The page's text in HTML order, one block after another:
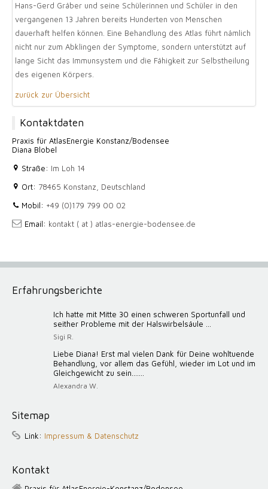
Hans-Gerd Gräber und seine Schülerinnen und Schüler in den
vergangenen 13 Jahren bereits Hunderten von Menschen
dauerhaft helfen können. Eine Behandlung des Atlas führt nämlich
nicht nur zum Abklingen der Symptome, sondern unterstützt auf
lange Sicht das Immunsystem und die Fähigkeit zur Selbstheilung
des eigenen Körpers.
zurück zur Übersicht
Kontaktdaten
Praxis für AtlasEnergie Konstanz/Bodensee
Diana Blobel
Straße: Im Loh 14
Ort: 78465 Konstanz, Deutschland
Mobil: +49 (0)179 799 00 02
Email: kontakt ( at ) atlas-energie-bodensee.de
Erfahrungsberichte
Ich hatte mit Mitte 30 einen schweren Sportunfall und
seither Probleme mit der Halswirbelsäule ...
Sigi R.
Liebe Diana! Erst mal vielen Dank für Deine wohltuende
Behandlung, vor allem das Gefühl, wieder im Lot und im
Gleichgewicht zu sein.......
Alexandra W.
Sitemap
Link: Impressum & Datenschutz
Kontakt